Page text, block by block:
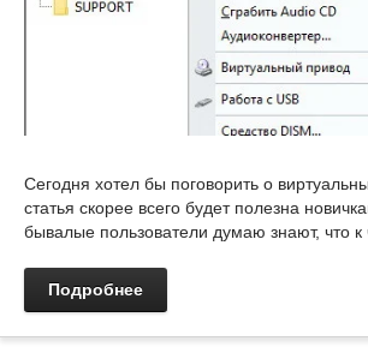
Сегодня хотел бы поговорить о
статья скорее всего будет полезна
бывалые пользователи думаю знают, что к
Подробнее